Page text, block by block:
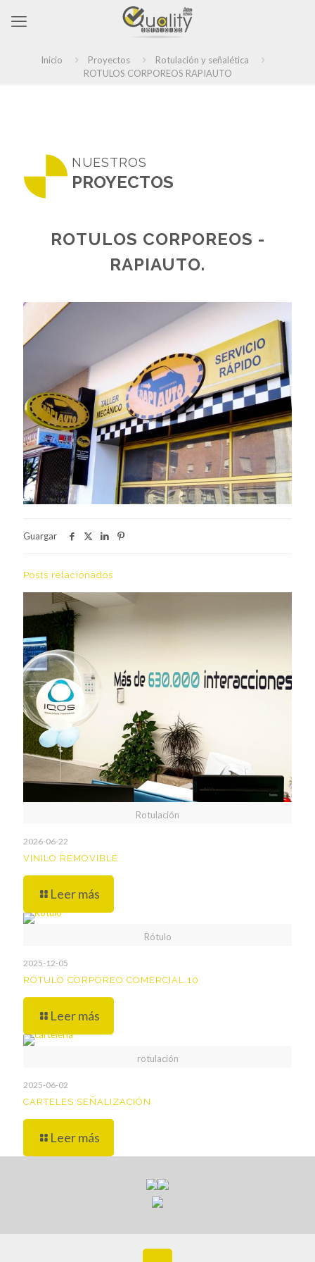
Inicio Proyectos
Rotulación y señalética
ROTULOS CORPOREOS RAPIAUTO
NUESTROS
PROYECTOS
ROTULOS CORPOREOS -
RAPIAUTO.
Guargar
Posts relacionados
Rotulación
2026-06-22
VINILO REMOVIBLE
Leer más
Rótulo
2025-12-05
RÓTULO CORPÓREO COMERCIAL 10
Leer más
rotulación
2025-06-02
CARTELES SEÑALIZACIÓN
Leer más